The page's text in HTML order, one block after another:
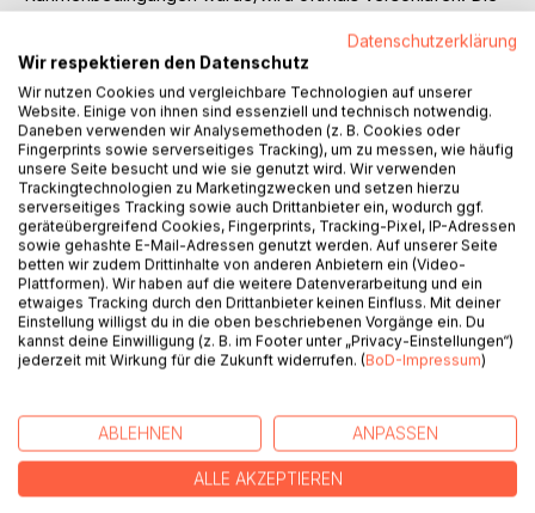
Finanzierung von notwendigen Investitionen stellt das
Vereinsmanagement vor schwierige Aufgaben. Das
entscheidende Kriterium für die Bewältigung der
Anforderungen im Umfeld dieser neuen
Rahmenbedingungen ist professionelles Vereinsmarketing
durch ebenso professionelles Vereinsmanagement.
Wie kommen Sportvereine aus dem Teufelskreis von
schwacher finanzieller Basis und daraus resultierender
geringer Attraktivität heraus? Wo liegen die Defizite im
Marketing der Vereine, sofern Marketing im
Vereinsmanagement überhaupt existiert? Wie gestaltet
man die Produktpolitik in Vereinen erfolgreich und wie baut
man zugkräftige lokale und regionale Marken auf, die
Mitglieder, Zuschauer, Förderer und Sponsoren anlocken?
unternehmen müssen, um veränderten
Rahmenbedingungen im Sportbusiness gewachsen zu sein.
Professionelle Marketingstrategien (sowohl
beschaffungsseitig, als auch leistungsabgabeseitig) und
Datenschutzerklärung
Wir respektieren den Datenschutz
Wir nutzen Cookies und vergleichbare Technologien auf unserer
Website. Einige von ihnen sind essenziell und technisch notwendig.
Daneben verwenden wir Analysemethoden (z. B. Cookies oder
Fingerprints sowie serverseitiges Tracking), um zu messen, wie häufig
unsere Seite besucht und wie sie genutzt wird. Wir verwenden
Trackingtechnologien zu Marketingzwecken und setzen hierzu
serverseitiges Tracking sowie auch Drittanbieter ein, wodurch ggf.
geräteübergreifend Cookies, Fingerprints, Tracking-Pixel, IP-Adressen
sowie gehashte E-Mail-Adressen genutzt werden. Auf unserer Seite
betten wir zudem Drittinhalte von anderen Anbietern ein (Video-
Plattformen). Wir haben auf die weitere Datenverarbeitung und ein
etwaiges Tracking durch den Drittanbieter keinen Einfluss. Mit deiner
Einstellung willigst du in die oben beschriebenen Vorgänge ein. Du
kannst deine Einwilligung (z. B. im Footer unter „Privacy-Einstellungen“)
jederzeit mit Wirkung für die Zukunft widerrufen. (BoD-Impressum)
ABLEHNEN ANPASSEN
ALLE AKZEPTIEREN